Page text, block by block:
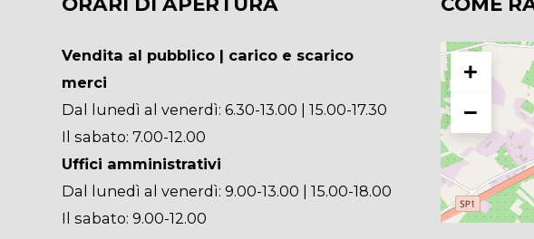
Vendita al pubblico | carico e scarico
merci
Dal lunedì al venerdì: 6.30-13.00 | 15.00-17.30
Il sabato: 7.00-12.00
Uffici amministrativi
Dal lunedì al venerdì: 9.00-13.00 | 15.00-18.00
Il sabato: 9.00-12.00
+
−